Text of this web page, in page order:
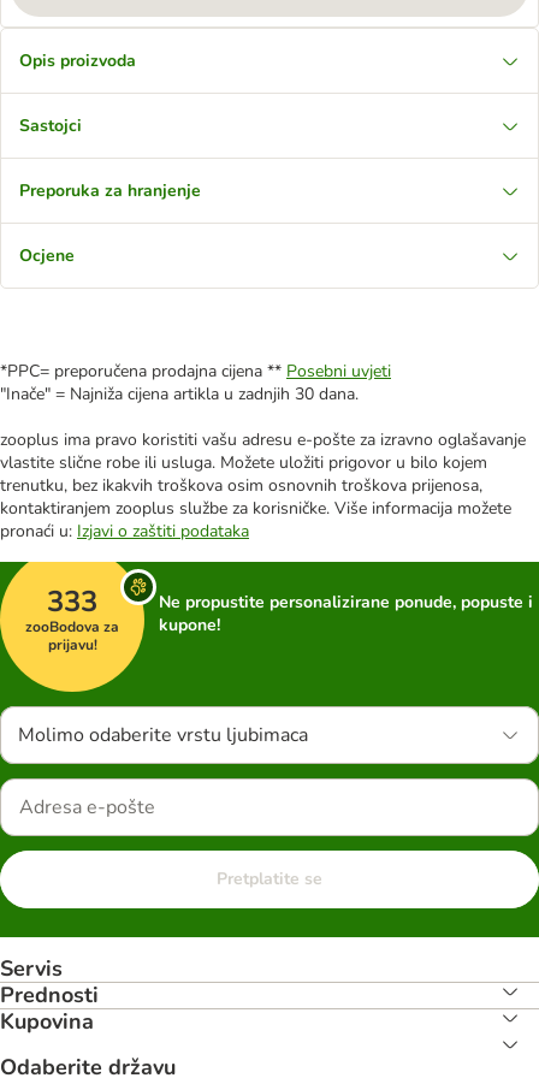
Opis proizvoda
Sastojci
Preporuka za hranjenje
Ocjene
*PPC= preporučena prodajna cijena ** Posebni uvjeti
"Inače" = Najniža cijena artikla u zadnjih 30 dana.
zooplus ima pravo koristiti vašu adresu e-pošte za izravno oglašavanje
vlastite slične robe ili usluga. Možete uložiti prigovor u bilo kojem
trenutku, bez ikakvih troškova osim osnovnih troškova prijenosa,
kontaktiranjem zooplus službe za korisničke. Više informacija možete
pronaći u: Izjavi o zaštiti podataka
333
zooBodova za
prijavu!
Ne propustite personalizirane ponude, popuste i
kupone!
Molimo odaberite vrstu ljubimaca
Pretplatite se
Servis
Prednosti
Kupovina
Odaberite državu